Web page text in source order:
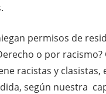
permisos de
o por racismo?
racistas y clasistas,
según nuestra